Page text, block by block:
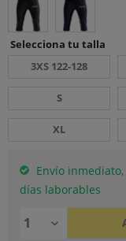
Selecciona tu talla
3XS 122-128
S
XL
Envío
días laborables